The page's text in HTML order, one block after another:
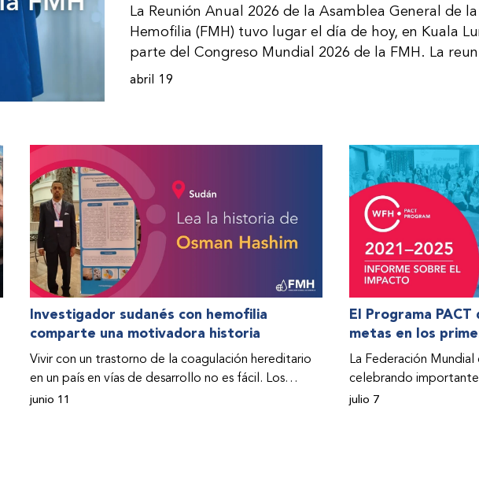
La Reunión Anual 2026 de la Asamblea General de
Hemofilia (FMH) tuvo lugar el día de hoy, en Kuala
parte del Congreso Mundial 2026 de la FMH. La
incorporación de nuevos miembros al consejo
abril 19
Investigador sudanés con hemofilia
comparte una motivadora historia
Vivir con un trastorno de la coagulación hereditario
en un país en vías de desarrollo no es fácil. Los
problemas se multiplican drásticamente cuando el
junio 11
El Programa
metas en los
La Federación
celebrando
de su Programa de
julio 7